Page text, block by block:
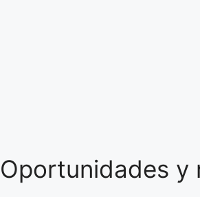
Oportunidades y